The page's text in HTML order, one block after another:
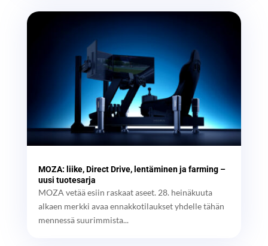
MOZA: liike, Direct Drive, lentäminen ja farming –
uusi tuotesarja
MOZA vetää esiin raskaat aseet. 28. heinäkuuta
alkaen merkki avaa ennakkotilaukset yhdelle tähän
mennessä suurimmista...